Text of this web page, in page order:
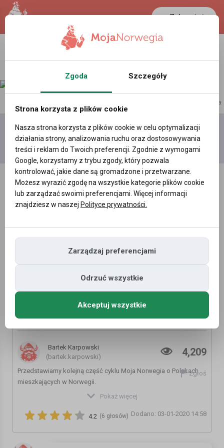
Zaloguj się
reklama
Dodaj
film
Moje
filmy
Wszystkie
Mi barnevernet pomogło. Ewelina (1/3) Moja
Norwegia #34
Bartek Karpowski
(bartek.karpowski)
4,209
Zgłoś
Przedstawiamy kolejną część cyklu Moja Norwegia o Polakach
mieszkających w Norwegii.
W tym odcinku rozmawiam z Eweliną, która wyjechała do
Pokaż więcej
Dodano: 03-01-2020 14:58
(6 głosów)
4.2
Zgoda Szczegóły
Strona korzysta z plików cookie
Nasza strona korzysta z plików cookie w celu optymalizacji
działania strony, analizowania ruchu oraz dostosowywania
treści i reklam do Twoich preferencji. Zgodnie z wymogami
Google, korzystamy z trybu zgody, który pozwala
kontrolować, jakie dane są gromadzone i przetwarzane.
Możesz wyrazić zgodę na wszystkie kategorie plików cookie
lub zarządzać swoimi preferencjami. Więcej informacji
znajdziesz w naszej Polityce prywatności.
Zarządzaj preferencjami
Odrzuć wszystkie
Akceptuj wszystkie